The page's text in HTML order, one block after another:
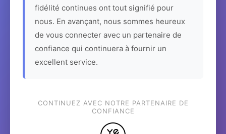
fidélité continues ont tout signifié pour
nous. En avançant, nous sommes heureux
de vous connecter avec un partenaire de
confiance qui continuera à fournir un
excellent service.
CONTINUEZ AVEC NOTRE PARTENAIRE DE
CONFIANCE